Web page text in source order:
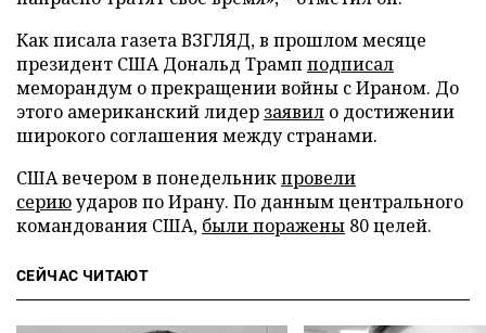
Как писала газета ВЗГЛЯД, в прошлом месяце
президент США Дональд Трамп подписал
меморандум о прекращении войны с Ираном. До
этого американский лидер заявил о достижении
широкого соглашения между странами.
США вечером в понедельникпровели
сериюударов по Ирану. По данным центрального
командования США, были поражены 80 целей.
СЕЙЧАС ЧИТАЮТ